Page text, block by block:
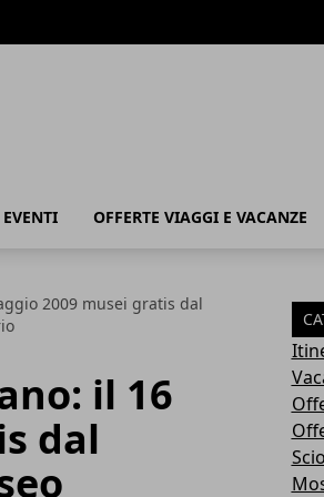
OFFERTE VIAGGI E VACANZE
2009 musei gratis dal
il 16
dal